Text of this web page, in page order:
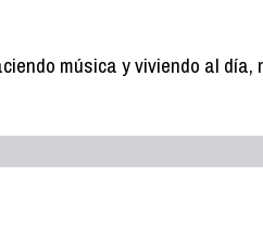
música y viviendo al día,